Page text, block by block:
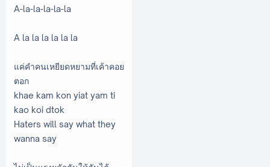
A-la-la-la-la-la
A la la la la la la
แค่คำคนเหยียดหยามที่เค้าคอย
ตอก
khae kam kon yiat yam ti
kao koi dtok
Haters will say what they
wanna say